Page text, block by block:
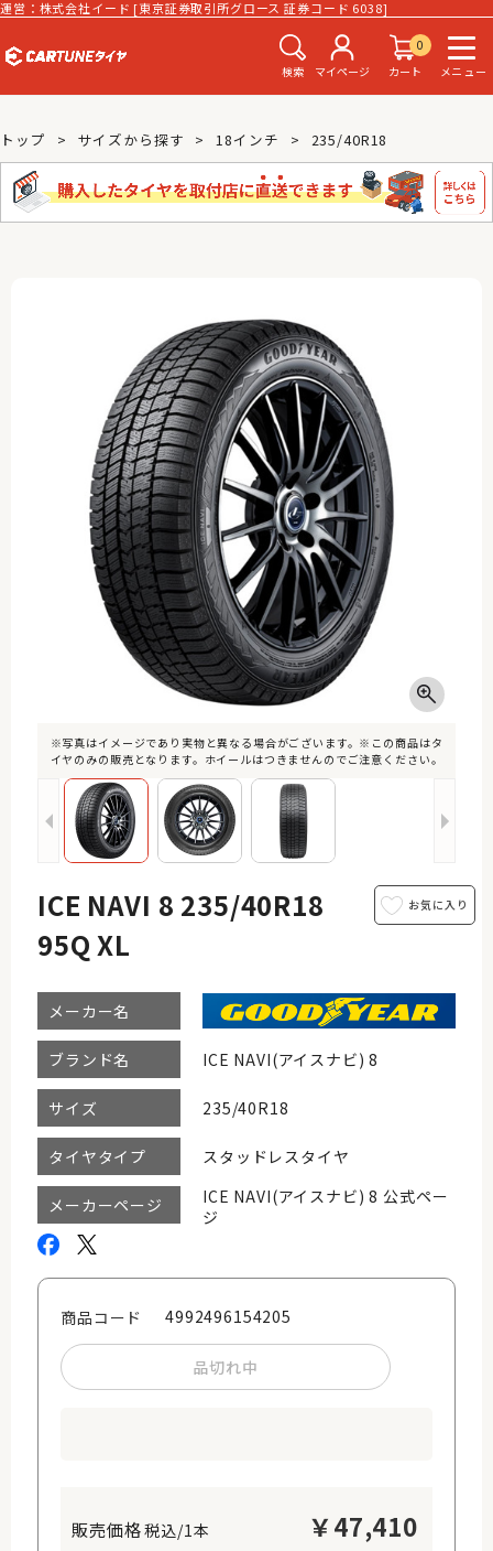
運営：株式会社イード [東京証券取引所グロース 証券コード 6038]
検索 マイページ
0
カート
メニュー
トップ サイズから探す 18インチ 235/40R18
※写真はイメージであり実物と異なる場合がございます。※この商品はタ
イヤのみの販売となります。ホイールはつきませんのでご注意ください。
ICE NAVI 8 235/40R18
95Q XL
メーカー名
ブランド名 ICE NAVI(アイスナビ) 8
サイズ 235/40R18
タイヤタイプ スタッドレスタイヤ
メーカーページ
ICE NAVI(アイスナビ) 8 公式ペー
ジ
商品コード 4992496154205
品切れ中
税込/1本 ￥47,410